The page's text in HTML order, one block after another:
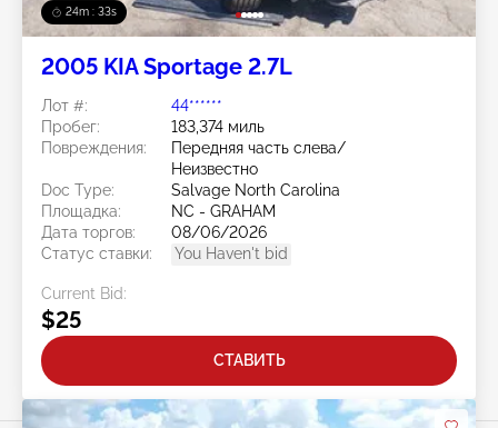
24m : 30s
2005 KIA Sportage 2.7L
Лот #:
44******
Пробег:
183,374 миль
Повреждения:
Передняя часть слева/
Неизвестно
Doc Type:
Salvage North Carolina
Площадка:
NC - GRAHAM
Дата торгов:
08/06/2026
Статус ставки:
You Haven't bid
Current Bid:
$25
СТАВИТЬ